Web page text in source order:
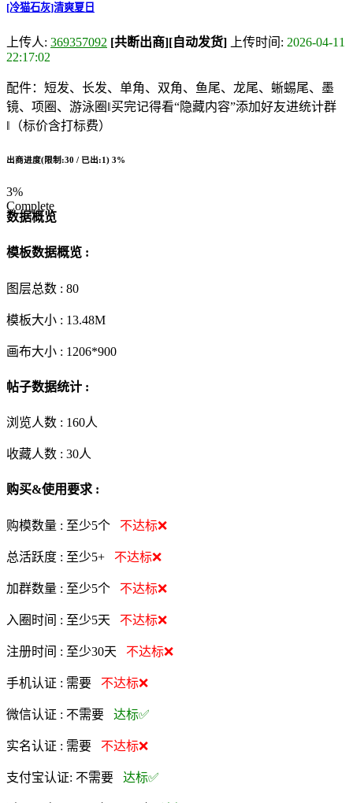
[冷猫石灰]清爽夏日
上传人: 369357092 [共断出商][自动发货] 上传时间: 2026-04-11
22:17:02
配件：短发、长发、单角、双角、鱼尾、龙尾、蜥蜴尾、墨
镜、项圈、游泳圈‖买完记得看“隐藏内容”添加好友进统计群
‖（标价含打标费）
出商进度(限制:30 / 已出:1) 3%
3%
Complete
数据概览
模板数据概览 :
图层总数 : 80
模板大小 : 13.48M
画布大小 : 1206*900
帖子数据统计 :
浏览人数 : 160人
收藏人数 : 30人
购买&使用要求 :
购模数量 : 至少5个 不达标❌
总活跃度 : 至少5+ 不达标❌
加群数量 : 至少5个 不达标❌
入圈时间 : 至少5天 不达标❌
注册时间 : 至少30天 不达标❌
手机认证 : 需要 不达标❌
微信认证 : 不需要 达标✅
实名认证 : 需要 不达标❌
支付宝认证: 不需要 达标✅